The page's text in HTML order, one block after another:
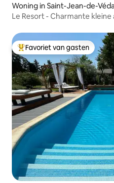
Woning in Saint-Jean-de-
Le Resort - Charmante
Topfavoriet van gasten
Favoriet van gasten